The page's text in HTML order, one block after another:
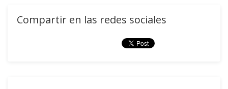
Compartir en las redes sociales